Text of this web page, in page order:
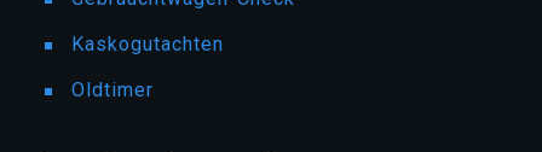
Kaskogutachten
Oldtimer